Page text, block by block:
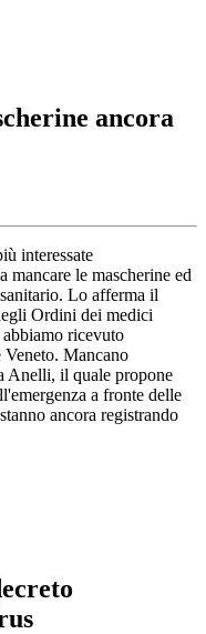
ancora
interessate
mancare le mascherine ed
Lo afferma il
Ordini dei medici
ricevuto
Veneto. Mancano
Anelli, il quale propone
a fronte delle
ancora registrando